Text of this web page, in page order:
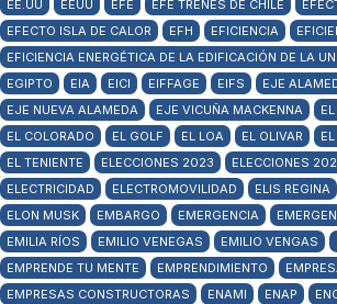
EE.UU
EEUU EFE EFE TRENES DE CHILE
EFECTO ISLA DE CALOR
EFH EFICIENCIA
EFICIENCIA ENERGÉTICA DE LA EDIFICACIÓN DE LA
EGIPTO
EIA EICI EIFFAGE EIFS EJE
EJE NUEVA ALAMEDA
EJE VICUÑA MACKENNA
EL COLORADO
EL GOLF EL LOA EL OLIVAR
EL TENIENTE
ELECCIONES 2023 ELECCIONES
ELECTRICIDAD
ELECTROMOVILIDAD ELIS REGINA
ELON MUSK
EMBARGO EMERGENCIA
EMILIA RÍOS
EMILIO VENEGAS EMILIO VENGAS
EMPRENDE TU MENTE
EMPRENDIMIENTO
EMPRESAS CONSTRUCTORAS
ENAMI ENAP